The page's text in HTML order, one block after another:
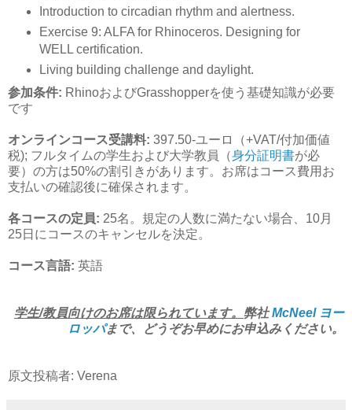
Introduction to circadian rhythm and alertness.
Exercise 9: ALFA for Rhinoceros. Designing for
WELL certification.
Living building challenge and daylight.
参加条件: RhinoおよびGrasshopperを使う基礎知識が必要
です
オンラインコース受講料: 397.50-ユーロ（+VAT/付加価値
税); フルタイムの学生および大学教員（身分証明書が必
要）の方は50%の割引きがあります。お席はコース費用お
支払いの確認後に確保されます。
各コースの定員: 25名。規定の人数に満たない場合、10月
25日にコースのキャンセルを決定。
コース言語: 英語
学生/教員向けのお席は限られています。 弊社McNeel ヨー
ロッパまで、どうぞお早めにお申込みください。
原文投稿者: Verena